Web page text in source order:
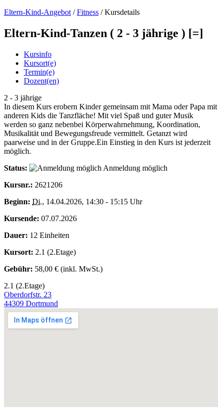
Eltern-Kind-Angebot /Fitness /Kursdetails
Eltern-Kind-Tanzen ( 2 - 3 jährige ) [=]
Kursinfo
Kursort(e)
Termin(e)
Dozent(en)
2 - 3 jährige
In diesem Kurs erobern Kinder gemeinsam mit Mama oder Papa mit
anderen Kids die Tanzfläche! Mit viel Spaß und guter Musik
werden so ganz nebenbei Körperwahrnehmung, Koordination,
Musikalität und Bewegungsfreude vermittelt. Getanzt wird
paarweise und in der Gruppe.Ein Einstieg in den Kurs ist jederzeit
möglich.
Status:
Anmeldung möglich
Kursnr.: 2621206
Beginn: Di., 14.04.2026, 14:30 - 15:15 Uhr
Kursende: 07.07.2026
Dauer: 12 Einheiten
Kursort: 2.1 (2.Etage)
Gebühr: 58,00 € (inkl. MwSt.)
2.1 (2.Etage)
Oberdorfstr. 23
44309 Dortmund